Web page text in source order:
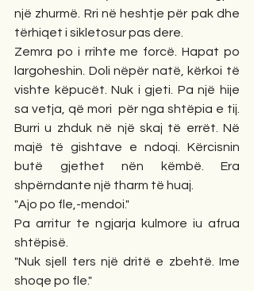
një zhurmë. Rri në heshtje për pak dhe
tërhiqet i sikletosur pas dere.
Zemra po i rrihte me forcë. Hapat po
largoheshin. Doli nëpër natë, kërkoi të
vishte këpucët. Nuk i gjeti. Pa një hije
sa vetja, që mori  për nga shtëpia e tij.
Burri u zhduk në një skaj të errët. Në
majë të gishtave e ndoqi. Kërcisnin
butë gjethet nën këmbë. Era
shpërndante një tharm të huaj.
"Ajo po fle,-mendoi."
Pa arritur te ngjarja kulmore iu afrua
shtëpisë.
"Nuk sjell ters një dritë e zbehtë. Ime
shoqe po fle."